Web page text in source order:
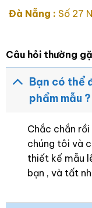
Đà Nẵng : Số 27
Câu hỏi thường
Bạn có thể
phẩm mẫu ?
Chắc chắn
chúng tôi và
thiết kế mẫu
bạn , và tất